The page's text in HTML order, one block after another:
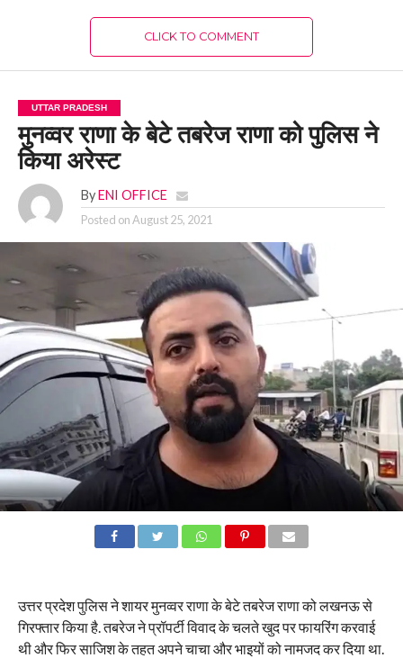
CLICK TO COMMENT
UTTAR PRADESH
मुनव्वर राणा के बेटे तबरेज राणा को पुलिस ने
किया अरेस्ट
By ENI OFFICE
Posted onAugust 25, 2021
उत्तर प्रदेश पुलिस ने शायर मुनव्वर राणा के बेटे तबरेज राणा को लखनऊ से
गिरफ्तार किया है. तबरेज ने प्रॉपर्टी विवाद के चलते खुद पर फायरिंग करवाई
थी और फिर साजिश के तहत अपने चाचा और भाइयों को नामजद कर दिया था.